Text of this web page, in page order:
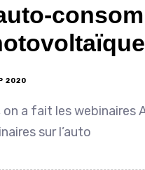
2020
on a fait les webinaires
sur l’auto